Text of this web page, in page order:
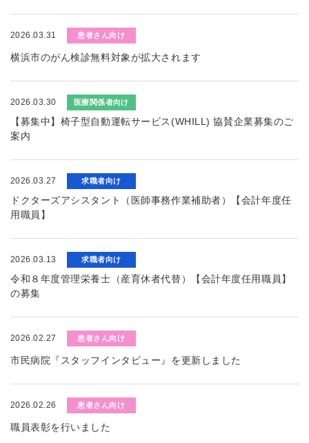
2026.03.31 患者さん向け
横浜市のがん検診無料対象が拡大されます
2026.03.30 医療関係者向け
【募集中】椅子型自動運転サービス(WHILL) 協賛企業募集のご
案内
2026.03.27 求職者向け
ドクターズアシスタント（医師事務作業補助者）【会計年度任
用職員】
2026.03.13 求職者向け
令和８年度管理栄養士（産育休者代替）【会計年度任用職員】
の募集
2026.02.27 患者さん向け
市民病院『スタッフインタビュー』を更新しました
2026.02.26 患者さん向け
職員表彰を行いました